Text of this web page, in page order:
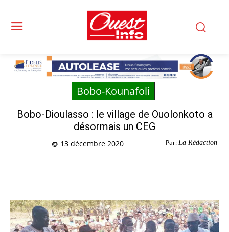
Bobo-Kounafoli
Bobo-Dioulasso : le village de Ouolonkoto a
désormais un CEG
Par: La Rédaction
13 décembre 2020